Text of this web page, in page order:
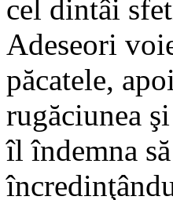
cel dintâi
Adeseori
păcatele,
rugăciunea
îl îndemna